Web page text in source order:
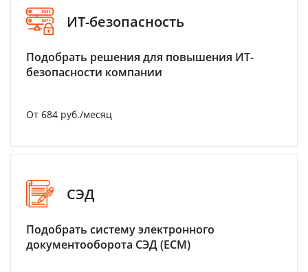
ИТ-безопасность
Подобрать решения для повышения ИТ-
безопасности компании
От 684 руб./месяц
СЭД
Подобрать систему электронного
документооборота СЭД (ECM)